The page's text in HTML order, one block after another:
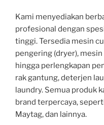
Kami menyediakan
profesional dengan
tinggi. Tersedia mesin
pengering (dryer),
hingga perlengkapan
rak gantung, deterjen
laundry. Semua produk
brand terpercaya,
Maytag, dan lainnya.